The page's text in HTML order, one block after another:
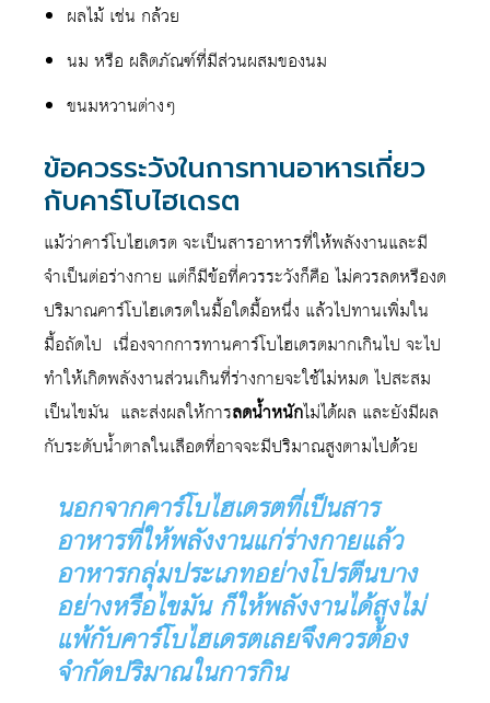
ผลไม้ เช่น กล้วย
นม หรือ ผลิตภัณฑ์ที่มีส่วนผสมของนม
ขนมหวานต่างๆ
ข้อควรระวังในการทานอาหารเกี่ยว
กับคาร์โบไฮเดรต
แม้ว่าคาร์โบไฮเดรต จะเป็นสารอาหารที่ให้พลังงานและมี
จำเป็นต่อร่างกาย แต่ก็มีข้อที่ควรระวังก็คือ ไม่ควรลดหรืองด
ปริมาณคาร์โบไฮเดรตในมื้อใดมื้อหนึ่ง แล้วไปทานเพิ่มใน
มื้อถัดไป เนื่องจากการทานคาร์โบไฮเดรตมากเกินไป จะไป
ทำให้เกิดพลังงานส่วนเกินที่ร่างกายจะใช้ไม่หมด ไปสะสม
เป็นไขมัน และส่งผลให้การลดน้ำหนักไม่ได้ผล และยังมีผล
กับระดับน้ำตาลในเลือดที่อาจจะมีปริมาณสูงตามไปด้วย
นอกจากคาร์โบไฮเดรตที่เป็นสาร
อาหารที่ให้พลังงานแก่ร่างกายแล้ว
อาหารกลุ่มประเภทอย่างโปรตีนบาง
อย่างหรือไขมัน ก็ให้พลังงานได้สูงไม่
แพ้กับคาร์โบไฮเดรตเลยจึงควรต้อง
จำกัดปริมาณในการกิน